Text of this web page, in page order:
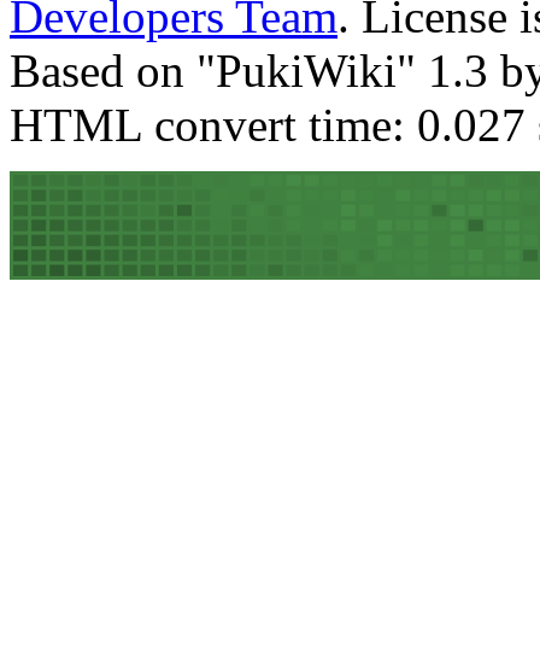
Developers Team. License
Based on "PukiWiki" 1.3
HTML convert time: 0.027